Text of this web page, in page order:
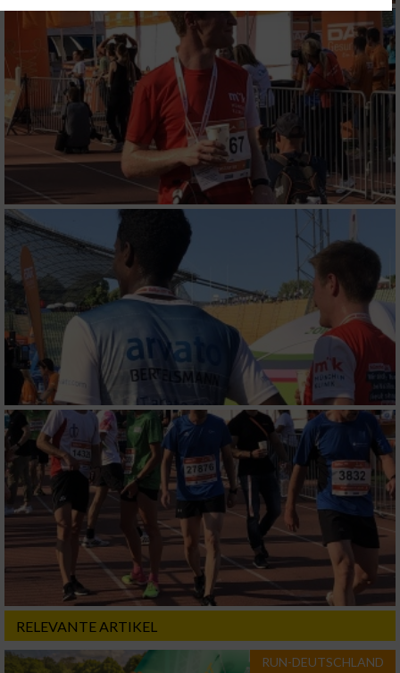
RELEVANTE ARTIKEL
RUN-DEUTSCHLAND
Website/App.
Partnerliste anzeigen (1 IAB-Anbieter)
Wir nutzen Ihre Daten für folgende Zwecke:
IAB-Verarbeitungszwecke:
Speichern von oder Zugriff auf Informationen
auf einem Endgerät
Verwendung reduzierter Daten zur Auswahl
von Werbeanzeigen
Erstellung von Profilen für personalisierte
Werbung
Verwendung von Profilen zur Auswahl
personalisierter Werbung
Erstellung von Profilen zur Personalisierung
von Inhalten
Verwendung von Profilen zur Auswahl
personalisierter Inhalte
Messung der Werbeleistung
Messung der Performance von Inhalten
Analyse von Zielgruppen durch Statistiken
oder Kombinationen von Daten aus
verschiedenen Quellen
Entwicklung und Verbesserung der Angebote